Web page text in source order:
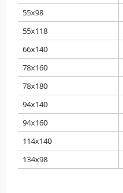
55x98
55x118
66x140
78x160
78x180
94x140
94x160
114x140
134x98